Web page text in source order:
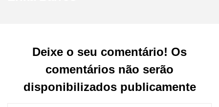
Deixe o seu comentário! Os
comentários não serão
disponibilizados publicamente